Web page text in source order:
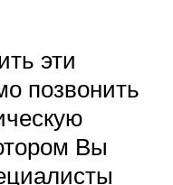
эти
позвонить
Вы